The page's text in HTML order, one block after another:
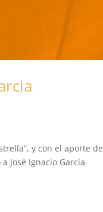
y con el aporte de
José Ignacio García